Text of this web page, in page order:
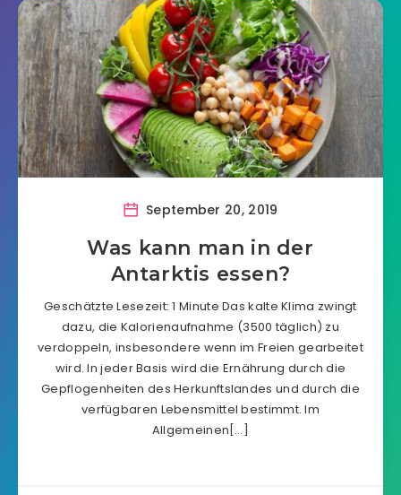
September 20, 2019
Was kann man in der
Antarktis essen?
Geschätzte Lesezeit: 1 Minute Das kalte Klima zwingt
dazu, die Kalorienaufnahme (3500 täglich) zu
verdoppeln, insbesondere wenn im Freien gearbeitet
wird. In jeder Basis wird die Ernährung durch die
Gepflogenheiten des Herkunftslandes und durch die
verfügbaren Lebensmittel bestimmt. Im
Allgemeinen[…]